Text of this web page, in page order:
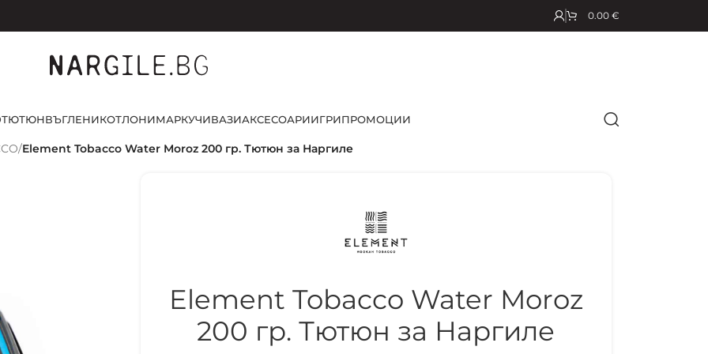
0.00 €
ТЮТЮНВЪГЛЕНИКОТЛОНИМАРКУЧИВАЗИАКСЕСОАРИИГРИПРОМОЦИИ
/Element Tobacco Water Moroz 200 гр. Тютюн за Наргиле
Element Tobacco Water Moroz
200 гр. Тютюн за Наргиле